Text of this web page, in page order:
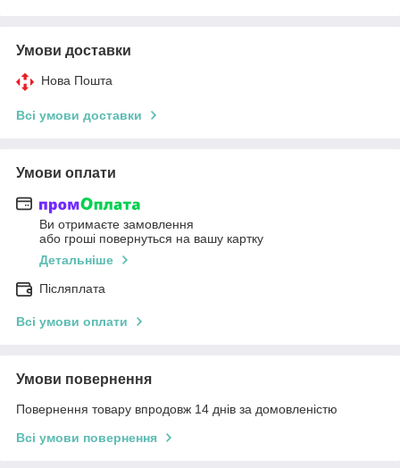
Умови доставки
Нова Пошта
Всі умови доставки
Умови оплати
Ви отримаєте замовлення
або гроші повернуться на вашу картку
Детальніше
Післяплата
Всі умови оплати
Умови повернення
Повернення товару впродовж 14 днів за домовленістю
Всі умови повернення